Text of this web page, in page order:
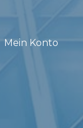
Mein Konto